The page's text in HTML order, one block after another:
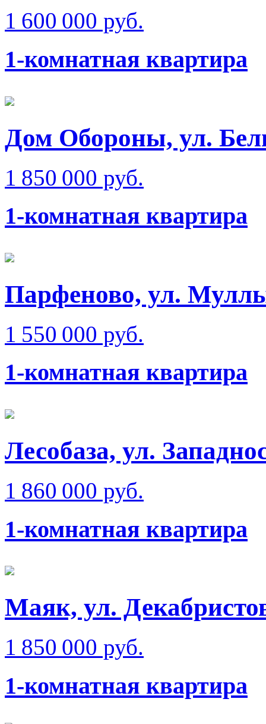
1 600 000 руб.
1-комнатная квартира
Дом Обороны, ул.
1 850 000 руб.
1-комнатная квартира
Парфеново, ул.
1 550 000 руб.
1-комнатная квартира
Лесобаза, ул.
1 860 000 руб.
1-комнатная квартира
Маяк, ул.
1 850 000 руб.
1-комнатная квартира